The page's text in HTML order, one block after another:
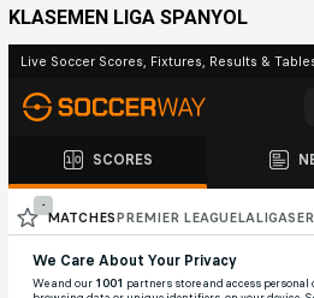
KLASEMEN LIGA SPANYOL